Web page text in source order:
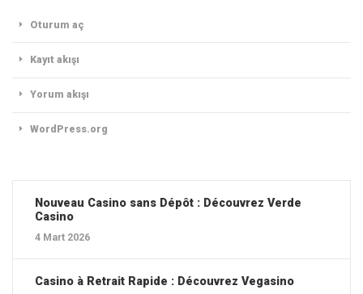
Oturum aç
Kayıt akışı
Yorum akışı
WordPress.org
Nouveau Casino sans Dépôt : Découvrez Verde
Casino
4 Mart 2026
Casino à Retrait Rapide : Découvrez Vegasino